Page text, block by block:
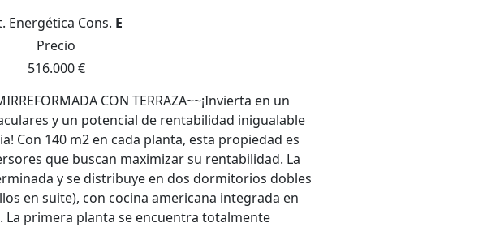
Energética Cons. E
Precio
516.000 €
CON TERRAZA~~¡Invierta en un
y un potencial de rentabilidad inigualable
Con 140 m2 en cada planta, esta propiedad es
que buscan maximizar su rentabilidad. La
y se distribuye en dos dormitorios dobles
en suite), con cocina americana integrada en
primera planta se encuentra totalmente